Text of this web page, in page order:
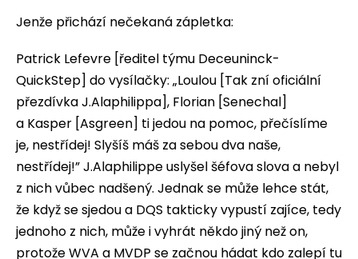
Jenže přichází nečekaná zápletka:
Patrick Lefevre [ředitel týmu Deceuninck-
QuickStep] do vysílačky: „Loulou [Tak zní oficiální
přezdívka J.Alaphilippa], Florian [Senechal]
a Kasper [Asgreen] ti jedou na pomoc, přečíslíme
je, nestřídej! Slyšíš máš za sebou dva naše,
nestřídej!” J.Alaphilippe uslyšel šéfova slova a nebyl
z nich vůbec nadšený. Jednak se může lehce stát,
že když se sjedou a DQS takticky vypustí zajíce, tedy
jednoho z nich, může i vyhrát někdo jiný než on,
protože WVA a MVDP se začnou hádat kdo zalepí tu